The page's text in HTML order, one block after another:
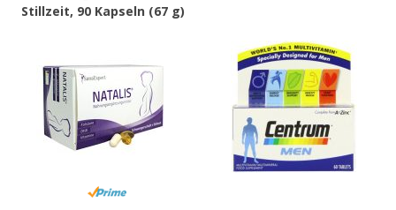
Stillzeit, 90 Kapseln (67 g)